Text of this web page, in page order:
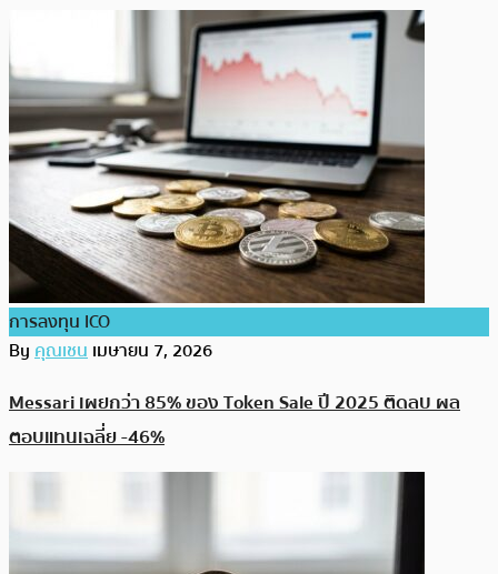
การลงทุน ICO
Byคุณเชนเมษายน 7, 2026
Messari เผยกว่า 85% ของ Token Sale ปี 2025 ติดลบ ผล
ตอบแทนเฉลี่ย -46%